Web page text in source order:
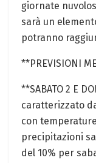
giornate
sarà un
potranno
**PREVISIONI
**SABATO 2 E
caratterizzato
con
precipitazioni
del 10% per